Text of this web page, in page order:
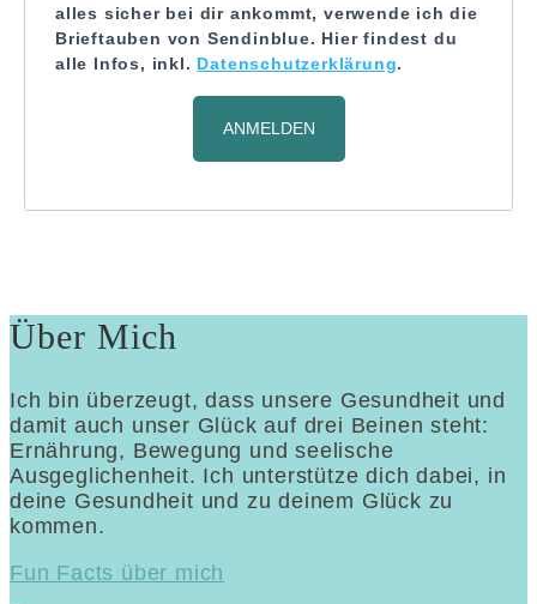
alles sicher bei dir ankommt, verwende ich die
Brieftauben von Sendinblue. Hier findest du
alle Infos, inkl. Datenschutzerklärung.
ANMELDEN
Über Mich
Ich bin überzeugt, dass unsere Gesundheit und
damit auch unser Glück auf drei Beinen steht:
Ernährung, Bewegung und seelische
Ausgeglichenheit. Ich unterstütze dich dabei, in
deine Gesundheit und zu deinem Glück zu
kommen.
Fun Facts über mich